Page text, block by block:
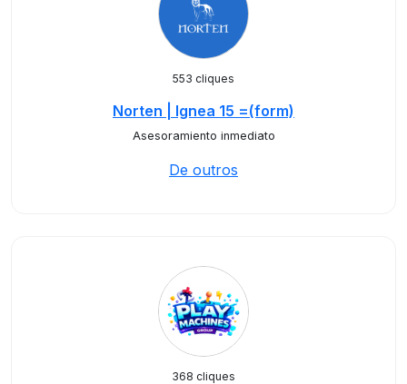
553 cliques
Norten | Ignea 15 =(form)
Asesoramiento inmediato
De outros
368 cliques